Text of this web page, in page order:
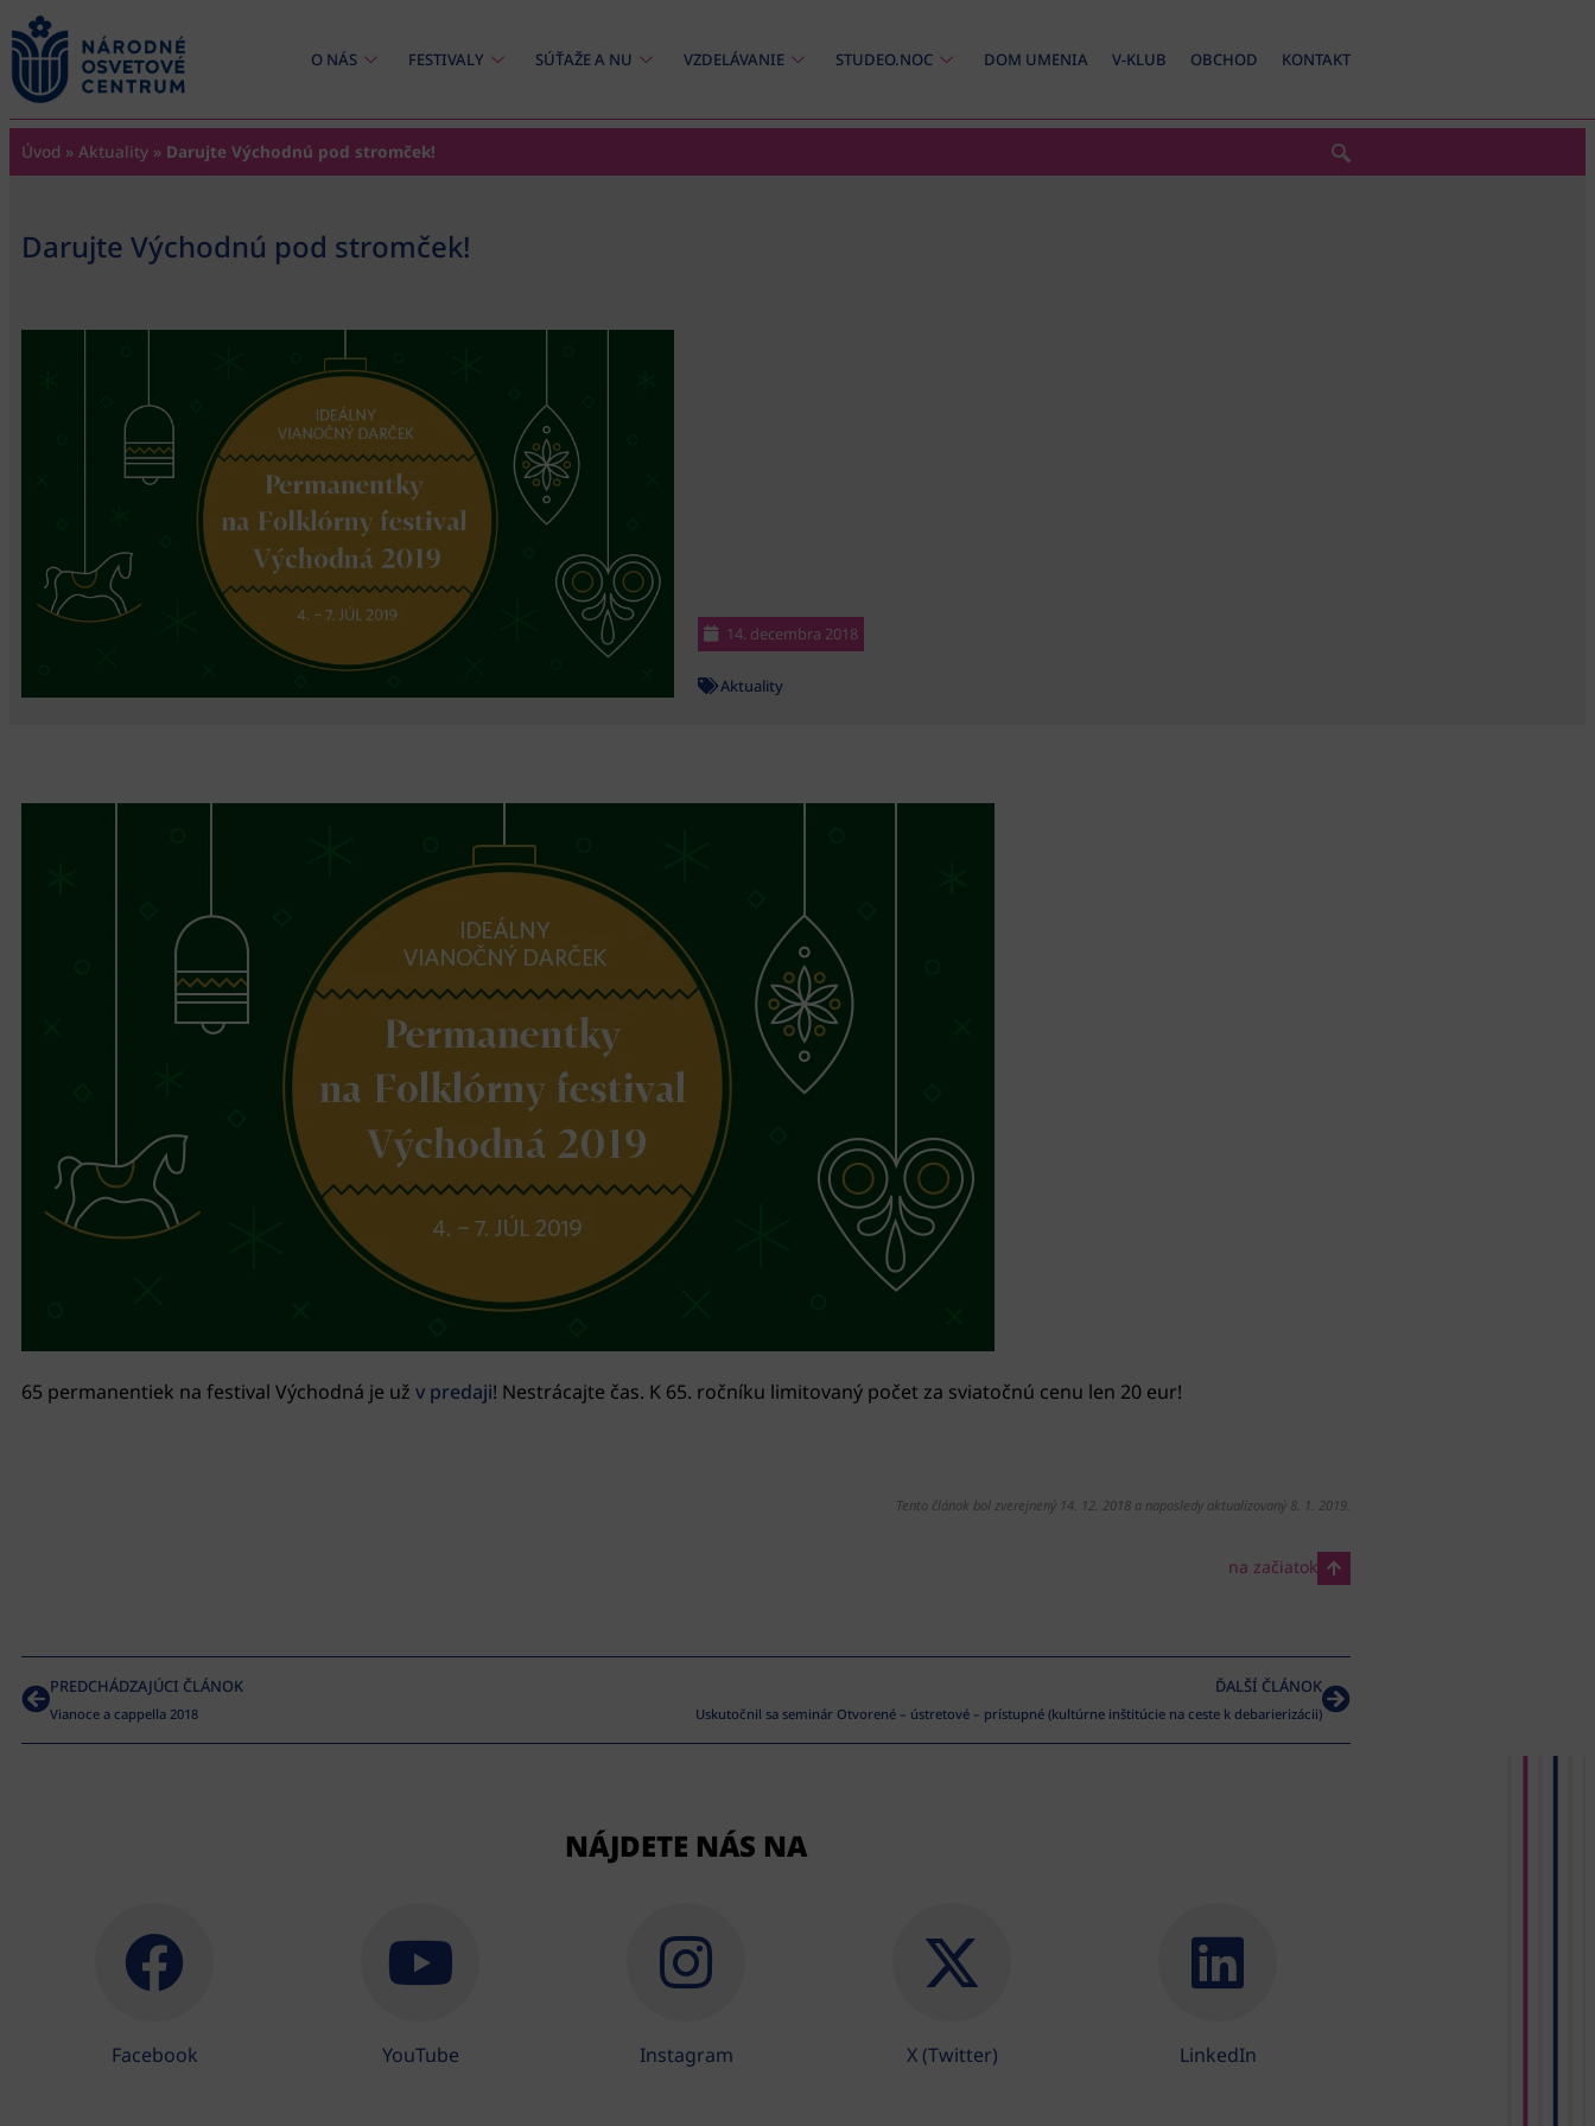
content
O NÁS FESTIVALY SÚŤAŽE A NU VZDELÁVANIE STUDEO.NOC DOM UMENIA V-KLUB OBCHOD KONTAKT
Úvod » Aktuality » Darujte Východnú pod stromček!
Darujte Východnú pod stromček!
14. decembra 2018
Aktuality
65 permanentiek na festival Východná je už v predaji! Nestrácajte čas. K 65. ročníku limitovaný počet za sviatočnú cenu len 20 eur!
Tento článok bol zverejnený 14. 12. 2018 a naposledy aktualizovaný 8. 1. 2019.
na začiatok
PREDCHÁDZAJÚCI ČLÁNOK
Vianoce a cappella 2018
ĎALŠÍ ČLÁNOK
Uskutočnil sa seminár Otvorené – ústretové – prístupné (kultúrne inštitúcie na ceste k debarierizácii)
NÁJDETE NÁS NA
Facebook YouTube Instagram X (Twitter) LinkedIn